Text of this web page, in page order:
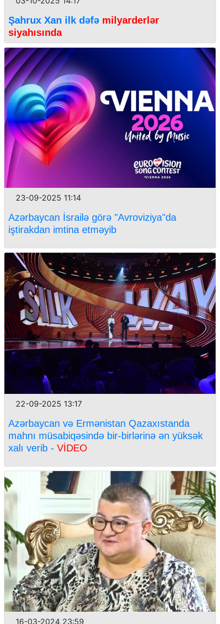
Şahrux Xan ilk dəfə milyarderlər
siyahısında
23-09-2025 11:14
Azərbaycan İsrailə görə "Avroviziya"da
iştirakdan imtina etməyib
22-09-2025 13:17
Azərbaycan və Ermənistan Qazaxıstanda
mahnı müsabiqəsində bir-birlərinə ən yüksək
xalı verib - VİDEO
16-03-2024 23:59